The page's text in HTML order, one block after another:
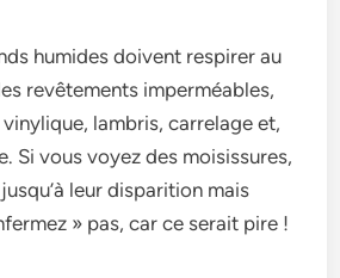
humides doivent respirer au
revêtements imperméables,
lambris, carrelage et,
Si vous voyez des moisissures,
leur disparition mais
» pas, car ce serait pire !